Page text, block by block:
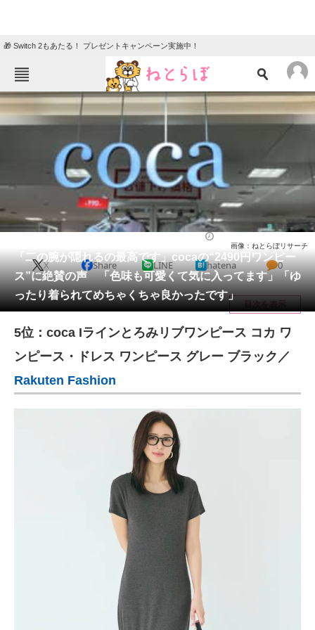
🎁 Switch 2もあたる！ プレゼントキャンペーン実施中！
ねとらぼメニュー
TOP ニュース
クイズ
地域
教育・育児
動物 リサーチ
会員記事
メディア
注目記事を集めた総合ページ
スマホと通信の最新トレンド
好きが集まる 比べて選べる
ビジネスと働き方のヒント
AI活用のいまが分かる
企業ITのトレンドを詳説
経営リーダーのコミュニティ
マーケ×ITの今がよく分かる
ITエンジニア向け専門サイト
「二の腕が隠れるの最高です」cocaの“2490円ワンピー
ス”に絶賛の声 「色味も可愛くて気に入ってます」「ゆ
ったり着られてめちゃくちゃ良かったです」
画像：ねとらぼリサーチ
X Share LINE hatena 0
目次を表示
5位：coca Iラインとろみリブワンピース コカ ワ
ンピース・ドレス ワンピース グレー ブラック／
Rakuten Fashion